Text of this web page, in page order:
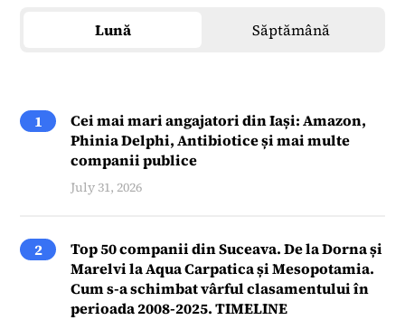
Lună Săptămână
1
Cei mai mari angajatori din Iași: Amazon,
Phinia Delphi, Antibiotice și mai multe
companii publice
July 31, 2026
2
Top 50 companii din Suceava. De la Dorna și
Marelvi la Aqua Carpatica și Mesopotamia.
Cum s-a schimbat vârful clasamentului în
perioada 2008-2025. TIMELINE